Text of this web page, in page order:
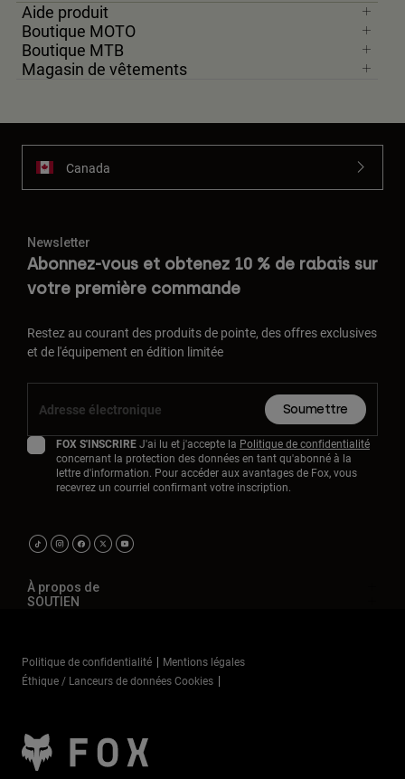
Aide produit
Boutique MOTO
Boutique MTB
Magasin de vêtements
Canada
Newsletter
Abonnez-vous et obtenez 10 % de rabais sur
votre première commande
Restez au courant des produits de pointe, des offres exclusives
et de l'équipement en édition limitée
Soumettre
FOX S'INSCRIREJ'ai lu et j'accepte la Politique de confidentialité
concernant la protection des données en tant qu'abonné à la
lettre d'information. Pour accéder aux avantages de Fox, vous
recevrez un courriel confirmant votre inscription.
À propos de
SOUTIEN
Politique de confidentialité
Mentions légales
Éthique / Lanceurs de données Cookies